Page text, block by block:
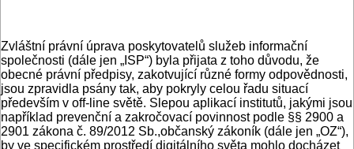
Zvláštní právní úprava poskytovatelů služeb informační
společnosti (dále jen „ISP“) byla přijata z toho důvodu, že
obecné právní předpisy, zakotvující různé formy odpovědnosti,
jsou zpravidla psány tak, aby pokryly celou řadu situací
především v off-line světě. Slepou aplikací institutů, jakými jsou
například prevenční a zakročovací povinnost podle §§ 2900 a
2901 zákona č. 89/2012 Sb.,občanský zákoník (dále jen „OZ“),
by ve specifickém prostředí digitálního světa mohlo docházet